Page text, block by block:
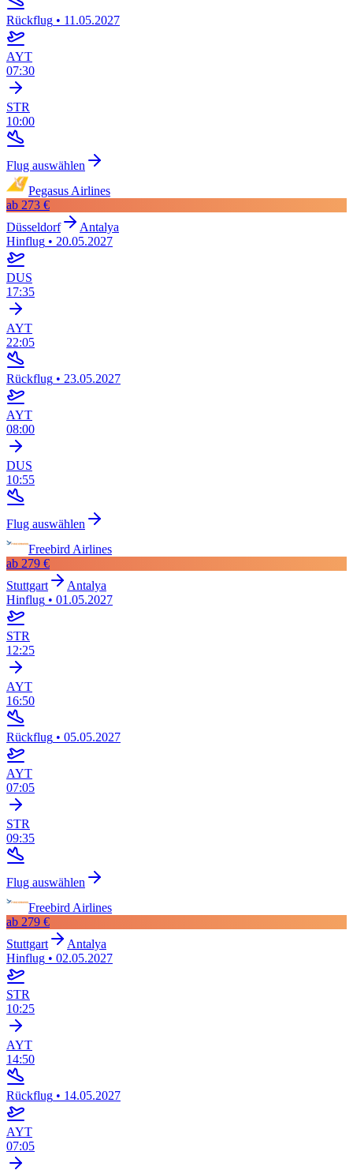
Rückflug • 11.05.2027
AYT
07:30
STR
10:00
Flug auswählen
Pegasus Airlines
ab 273 €
Düsseldorf
Antalya
Hinflug • 20.05.2027
DUS
17:35
AYT
22:05
Rückflug • 23.05.2027
AYT
08:00
DUS
10:55
Flug auswählen
Freebird Airlines
ab 279 €
Stuttgart
Antalya
Hinflug • 01.05.2027
STR
12:25
AYT
16:50
Rückflug • 05.05.2027
AYT
07:05
STR
09:35
Flug auswählen
Freebird Airlines
ab 279 €
Stuttgart
Antalya
Hinflug • 02.05.2027
STR
10:25
AYT
14:50
Rückflug • 14.05.2027
AYT
07:05